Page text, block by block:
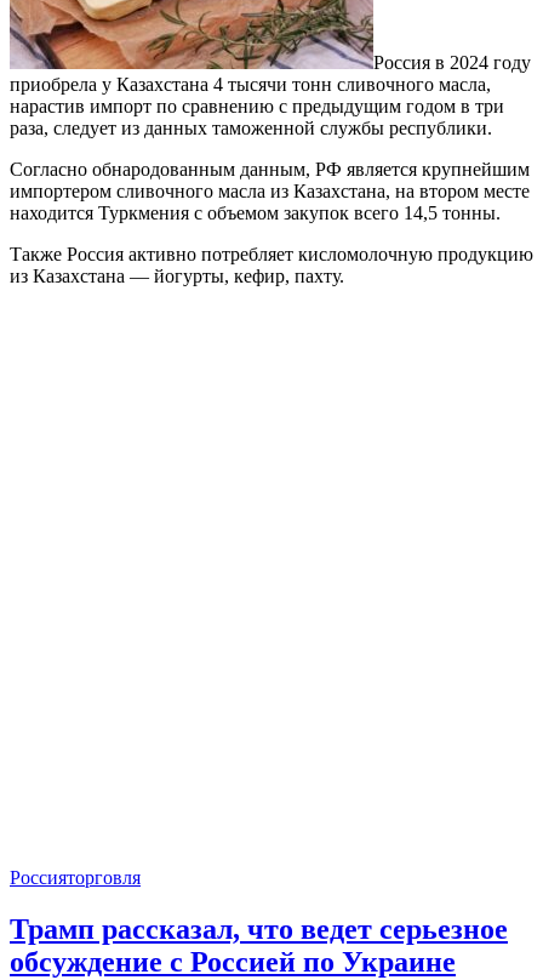
Россия в 2024 году
приобрела у Казахстана 4 тысячи тонн сливочного масла,
нарастив импорт по сравнению с предыдущим годом в три
раза, следует из данных таможенной службы республики.
Согласно обнародованным данным, РФ является крупнейшим
импортером сливочного масла из Казахстана, на втором месте
находится Туркмения с объемом закупок всего 14,5 тонны.
Также Россия активно потребляет кисломолочную продукцию
из Казахстана — йогурты, кефир, пахту.
Россияторговля
Трамп рассказал, что ведет серьезное
обсуждение с Россией по Украине